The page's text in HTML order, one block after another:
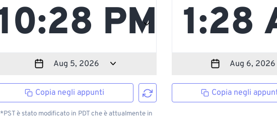
Copia negli appunti
*PST è stato modificato in PDT che è attualmente in
Copia negli